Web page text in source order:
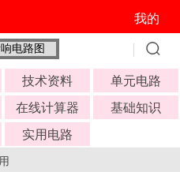
我的
技术资料
单元电路
在线计算器
基础知识
实用电路